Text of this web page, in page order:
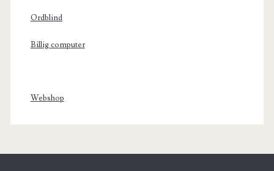
Ordblind
Billig computer
Webshop